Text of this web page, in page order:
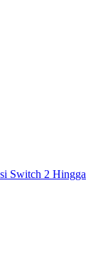
Switch 2 Hingga